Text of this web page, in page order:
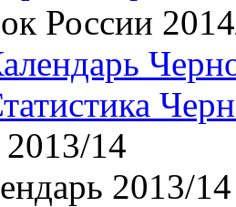
России
14
2013/14